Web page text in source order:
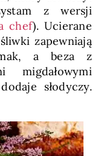
z wersji
chef). Ucierane
zapewniają
a beza z
migdałowymi
słodyczy.